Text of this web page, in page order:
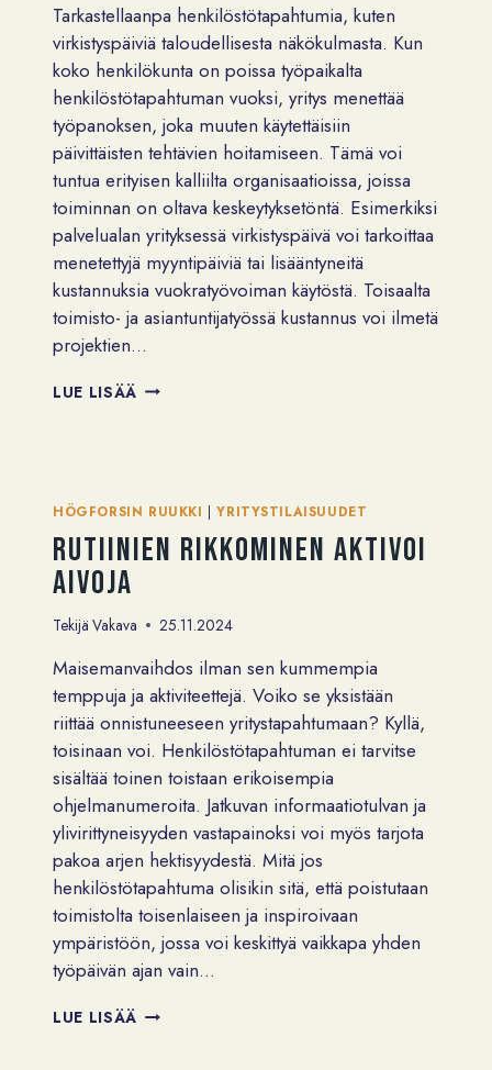
Tarkastellaanpa henkilöstötapahtumia, kuten
virkistyspäiviä taloudellisesta näkökulmasta. Kun
koko henkilökunta on poissa työpaikalta
henkilöstötapahtuman vuoksi, yritys menettää
työpanoksen, joka muuten käytettäisiin
päivittäisten tehtävien hoitamiseen. Tämä voi
tuntua erityisen kalliilta organisaatioissa, joissa
toiminnan on oltava keskeytyksetöntä. Esimerkiksi
palvelualan yrityksessä virkistyspäivä voi tarkoittaa
menetettyjä myyntipäiviä tai lisääntyneitä
kustannuksia vuokratyövoiman käytöstä. Toisaalta
toimisto- ja asiantuntijatyössä kustannus voi ilmetä
projektien…
LUE LISÄÄ MITÄ
HÖGFORSIN RUUKKI |YRITYSTILAISUUDET
Rutiinien rikkominen aktivoi
aivoja
Tekijä Vakava 25.11.2024
Maisemanvaihdos ilman sen kummempia
temppuja ja aktiviteettejä. Voiko se yksistään
riittää onnistuneeseen yritystapahtumaan? Kyllä,
toisinaan voi. Henkilöstötapahtuman ei tarvitse
sisältää toinen toistaan erikoisempia
ohjelmanumeroita. Jatkuvan informaatiotulvan ja
ylivirittyneisyyden vastapainoksi voi myös tarjota
pakoa arjen hektisyydestä. Mitä jos
henkilöstötapahtuma olisikin sitä, että poistutaan
toimistolta toisenlaiseen ja inspiroivaan
ympäristöön, jossa voi keskittyä vaikkapa yhden
työpäivän ajan vain…
LUE LISÄÄ RUTIINIEN